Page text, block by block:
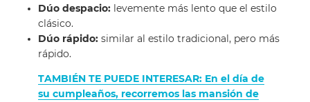
Dúo despacio: levemente más lento que el estilo
clásico.
Dúo rápido: similar al estilo tradicional, pero más
rápido.
TAMBIÉN TE PUEDE INTERESAR: En el día de
su cumpleaños, recorremos las mansión de